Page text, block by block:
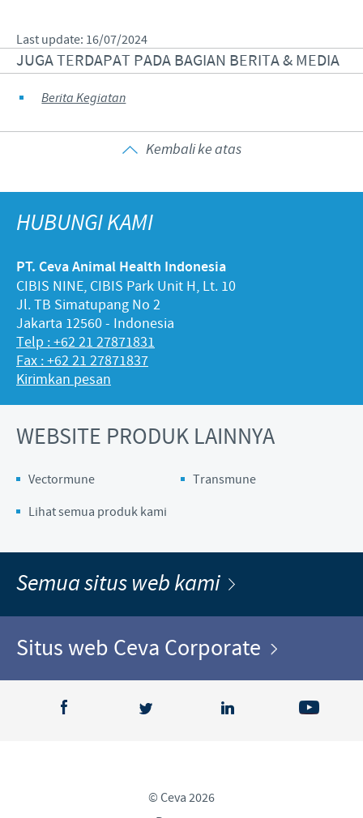
Last update: 16/07/2024
JUGA TERDAPAT PADA BAGIAN BERITA & MEDIA
Berita Kegiatan
Kembali ke atas
HUBUNGI KAMI
PT. Ceva Animal Health Indonesia
CIBIS NINE, CIBIS Park Unit H, Lt. 10
Jl. TB Simatupang No 2
Jakarta 12560 - Indonesia
Telp : +62 21 27871831
Fax : +62 21 27871837
Kirimkan pesan
WEBSITE PRODUK LAINNYA
Vectormune
Transmune
Lihat semua produk kami
Semua situs web kami
Situs web Ceva Corporate
© Ceva 2026